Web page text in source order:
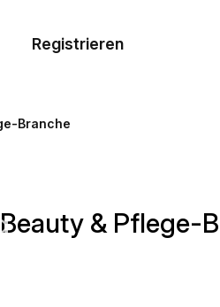
Registrieren
Branche
& Pflege-